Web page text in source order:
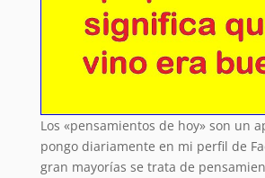
Los «pensamientos de hoy» son un
pongo diariamente en mi perfil de
gran mayorías se trata de